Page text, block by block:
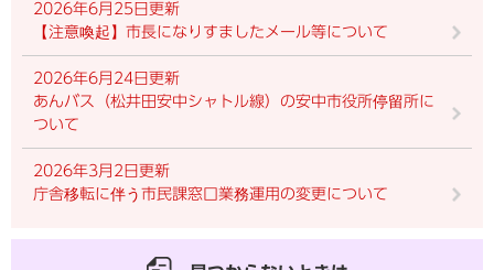
2026年6月25日更新
【注意喚起】市長になりすましたメール等について
2026年6月24日更新
あんバス（松井田安中シャトル線）の安中市役所停留所に
ついて
2026年3月2日更新
庁舎移転に伴う市民課窓口業務運用の変更について